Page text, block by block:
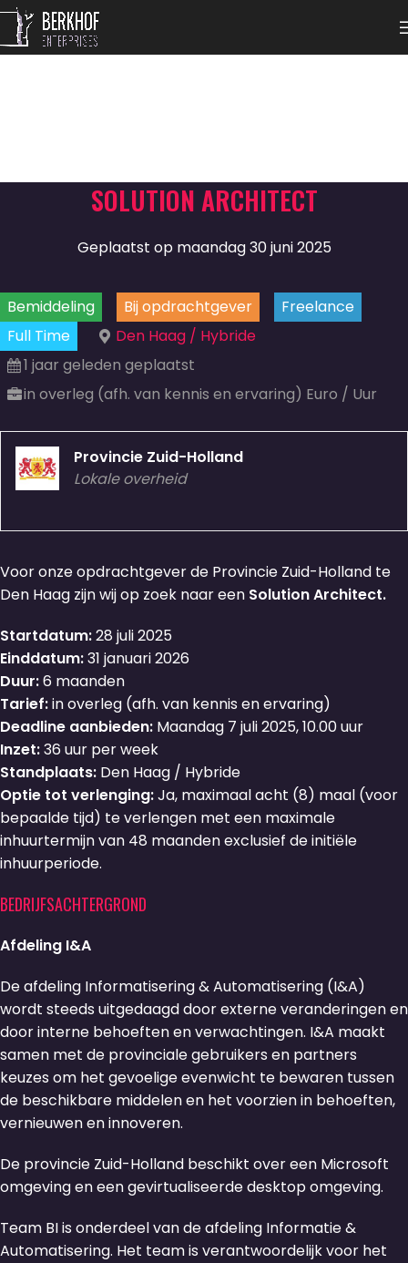
SOLUTION ARCHITECT
Geplaatst op maandag 30 juni 2025
Bemiddeling Bij opdrachtgever
Freelance
Full Time
Den Haag / Hybride
1 jaar geleden geplaatst
in overleg (afh. van kennis en ervaring) Euro / Uur
Provincie Zuid-Holland
Lokale overheid
Voor onze opdrachtgever de Provincie Zuid-Holland te
Den Haag zijn wij op zoek naar een Solution Architect.
Startdatum:28 juli 2025
Einddatum:31 januari 2026
Duur:6 maanden
Tarief:in overleg (afh. van kennis en ervaring)
Deadline aanbieden: Maandag 7 juli 2025, 10.00 uur
Inzet:36 uur per week
Standplaats: Den Haag / Hybride
Optie tot verlenging:Ja, maximaal acht (8) maal (voor
bepaalde tijd) te verlengen met een maximale
inhuurtermijn van 48 maanden exclusief de initiële
inhuurperiode.
BEDRIJFSACHTERGROND
Afdeling I&A
De afdeling Informatisering & Automatisering (I&A)
wordt steeds uitgedaagd door externe veranderingen en
door interne behoeften en verwachtingen. I&A maakt
samen met de provinciale gebruikers en partners
keuzes om het gevoelige evenwicht te bewaren tussen
de beschikbare middelen en het voorzien in behoeften,
vernieuwen en innoveren.
De provincie Zuid-Holland beschikt over een Microsoft
omgeving en een gevirtualiseerde desktop omgeving.
Team BI is onderdeel van de afdeling Informatie &
Automatisering. Het team is verantwoordelijk voor het